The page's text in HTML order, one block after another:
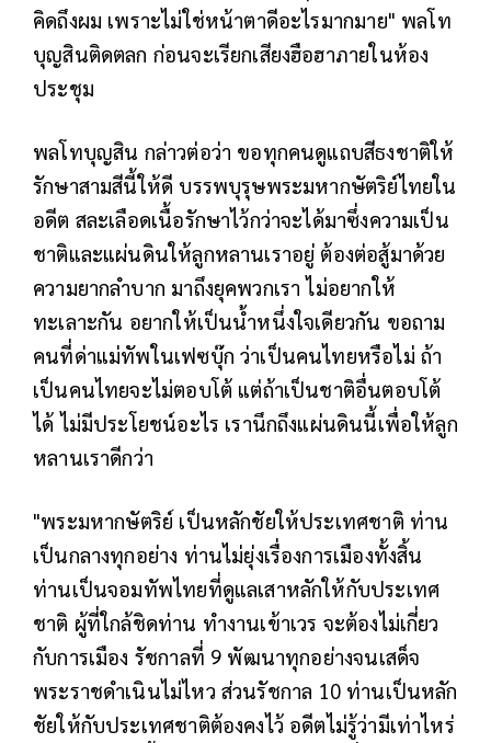
คิดถึงผม เพราะไม่ใช่หน้าตาดีอะไรมากมาย" พลโท
บุญสินติดตลก ก่อนจะเรียกเสียงฮือฮาภายในห้อง
ประชุม
พลโทบุญสิน กล่าวต่อว่า ขอทุกคนดูแถบสีธงชาติให้
รักษาสามสีนี้ให้ดี บรรพบุรุษพระมหากษัตริย์ไทยใน
อดีต สละเลือดเนื้อรักษาไว้กว่าจะได้มาซึ่งความเป็น
ชาติและแผ่นดินให้ลูกหลานเราอยู่ ต้องต่อสู้มาด้วย
ความยากลำบาก มาถึงยุคพวกเรา ไม่อยากให้
ทะเลาะกัน อยากให้เป็นน้ำหนึ่งใจเดียวกัน ขอถาม
คนที่ด่าแม่ทัพในเฟซบุ๊ก ว่าเป็นคนไทยหรือไม่ ถ้า
เป็นคนไทยจะไม่ตอบโต้ แต่ถ้าเป็นชาติอื่นตอบโต้
ได้ ไม่มีประโยชน์อะไร เรานึกถึงแผ่นดินนี้เพื่อให้ลูก
หลานเราดีกว่า
"พระมหากษัตริย์ เป็นหลักชัยให้ประเทศชาติ ท่าน
เป็นกลางทุกอย่าง ท่านไม่ยุ่งเรื่องการเมืองทั้งสิ้น
ท่านเป็นจอมทัพไทยที่ดูแลเสาหลักให้กับประเทศ
ชาติ ผู้ที่ใกล้ชิดท่าน ทำงานเข้าเวร จะต้องไม่เกี่ยว
กับการเมือง รัชกาลที่ 9 พัฒนาทุกอย่างจนเสด็จ
พระราชดำเนินไม่ไหว ส่วนรัชกาล 10 ท่านเป็นหลัก
ชัยให้กับประเทศชาติต้องคงไว้ อดีตไม่รู้ว่ามีเท่าไหร่